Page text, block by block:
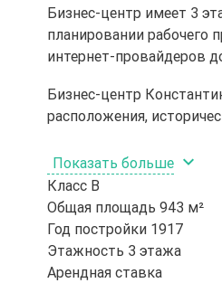
Бизнес-центр имеет 3
планировании рабочего
интернет-провайдеров
Бизнес-центр
расположения,
Показать больше
Класс B
Общая площадь 943 м²
Год постройки 1917
Этажность 3 этажа
Арендная ставка